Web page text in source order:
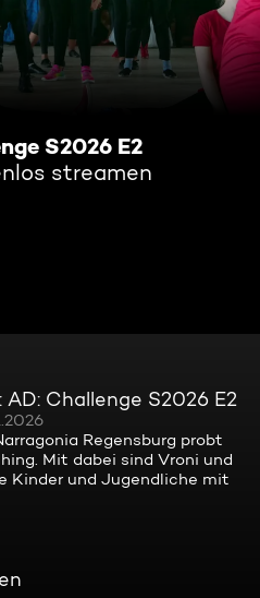
S2026 E2
streamen
AD: Challenge S2026 E2
Regensburg probt
Mit dabei sind Vroni und
Kinder und Jugendliche mit